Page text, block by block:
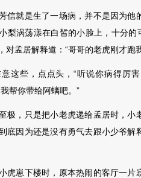
就是生了一场病，并不是因为他
梨涡荡漾在白皙的小脸上，十分
对孟居解释道：“哥哥的老虎刚才跑
些，点点头，“听说你病得厉害
帮你带给阿螭吧。”
，只是把小老虎递给孟居时，小
底因为还是没有勇气去跟小少爷
崽下楼时，原本热闹的客厅一片